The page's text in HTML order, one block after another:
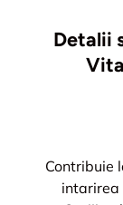
Detalii
Contribuie
intarirea